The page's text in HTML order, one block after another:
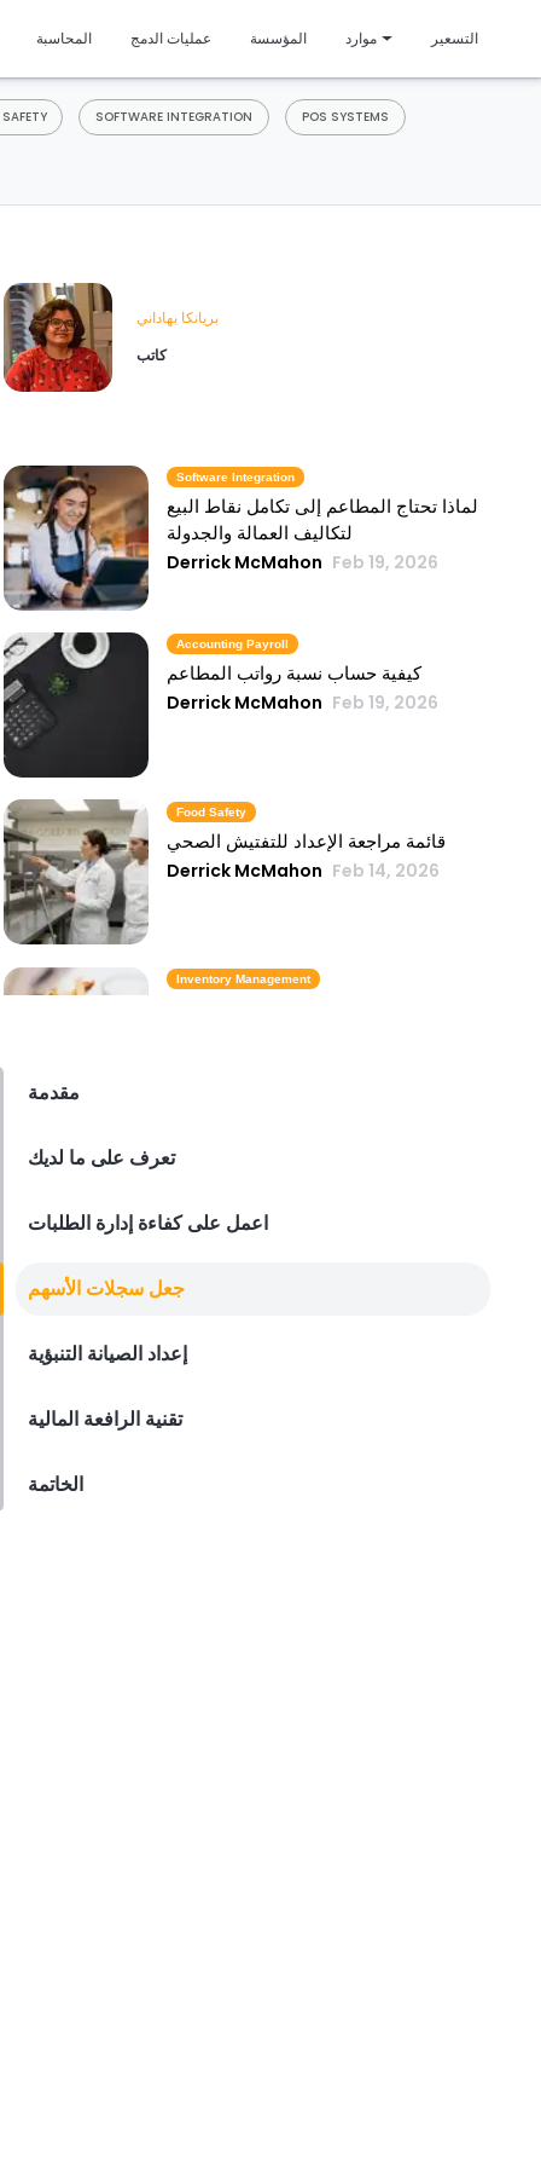
المحاسبة عمليات الدمج المؤسسة موارد التسعير
SOFTWARE INTEGRATION POS SYSTEMS
بريانكا بهاداني
كاتب
Software Integration
لماذا تحتاج المطاعم إلى تكامل نقاط البيع
لتكاليف العمالة والجدولة
Derrick McMahon Feb 19, 2026
Accounting Payroll
كيفية حساب نسبة رواتب المطاعم
Derrick McMahon Feb 19, 2026
Food Safety
قائمة مراجعة الإعداد للتفتيش الصحي
Derrick McMahon Feb 14, 2026
Inventory Management
قائمة التحقق من سلامة الغذاء للمطاعم
Derrick McMahon
مقدمة
تعرف على ما لديك
اعمل على كفاءة إدارة الطلبات
جعل سجلات الأسهم
إعداد الصيانة التنبؤية
تقنية الرافعة المالية
الخاتمة